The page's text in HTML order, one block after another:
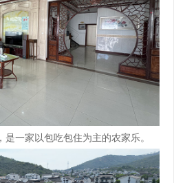
一家以包吃包住为主的农家乐。